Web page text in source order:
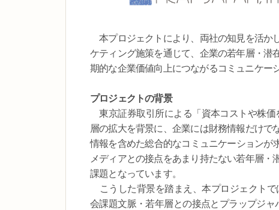
本プロジェクトにより、両社の知見を活か
ケティング施策を通じて、企業の若年層・潜
期的な企業価値向上につながるコミュニケー
プロジェクトの背景
東京証券取引所による「資本コストや株価
層の拡大を背景に、企業には財務情報だけ
情報を含めた総合的なコミュニケーションが
メディアとの接点をあまり持たない若年層
課題となっています。
こうした背景を踏まえ、本プロジェクトで
会課題文脈・若年層との接点とプラップジ